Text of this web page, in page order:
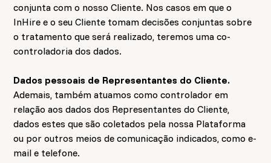
conjunta com o nosso Cliente. Nos casos em que o
InHire e o seu Cliente tomam decisões conjuntas sobre
o tratamento que será realizado, teremos uma co-
controladoria dos dados.
Dados pessoais de Representantes do Cliente.
Ademais, também atuamos como controlador em
relação aos dados dos Representantes do Cliente,
dados estes que são coletados pela nossa Plataforma
ou por outros meios de comunicação indicados, como e-
mail e telefone.